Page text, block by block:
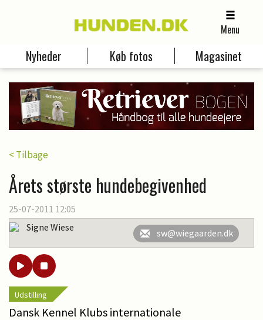
Menu
Nyheder Køb fotos Magasinet
< Tilbage
Årets største hundebegivenhed
25-07-2011 12:05
Signe Wiese
sw@wiegaarden.dk
Udstilling
Dansk Kennel Klubs internationale